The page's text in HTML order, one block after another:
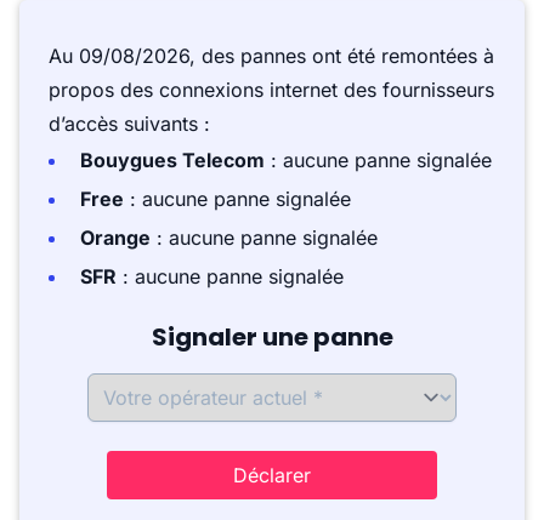
Au 09/08/2026, des pannes ont été remontées à
propos des connexions internet des fournisseurs
d’accès suivants :
Bouygues Telecom : aucune panne signalée
Free : aucune panne signalée
Orange : aucune panne signalée
SFR : aucune panne signalée
Signaler une panne
Déclarer